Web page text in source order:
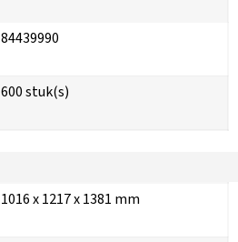
84439990
600 stuk(s)
1016 x 1217 x 1381 mm